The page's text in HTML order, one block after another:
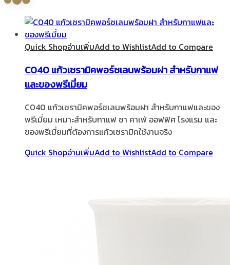
Quick Shopอ่านเพิ่มAdd to WishlistAdd to Compare
C040 แก้วเซรามิคพอร์ซเลนพร้อมฝา สำหรับกาแฟ
และของพรีเมี่ยม
C040 แก้วเซรามิคพอร์ซเลนพร้อมฝา สำหรับกาแฟและของ
พรีเมี่ยม เหมาะสำหรับกาแฟ ชา คาเฟ่ ออฟฟิศ โรงแรม และ
ของพรีเมี่ยมที่ต้องการแก้วเซรามิคใช้งานจริง
Quick Shopอ่านเพิ่มAdd to WishlistAdd to Compare